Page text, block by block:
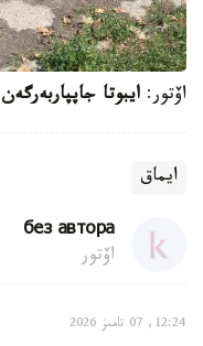
اۆتور: ايبوتا جاپپاربەرگەن
ايماق
без автора
اۆتور
12:24, 07 تامىز 2026